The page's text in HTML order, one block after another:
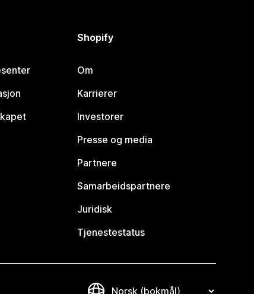
Shopify
Om
Karrierer
Investorer
Presse og media
Partnere
Samarbeidspartnere
Juridisk
Tjenestestatus